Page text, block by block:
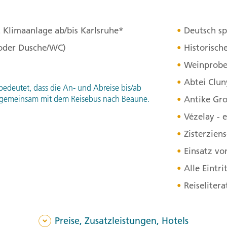
Renaissance und
Umfeld von François
Tagesverlauf ansehen
Stationen:
1. 21200 Beaune, Frankreich,
71460 Cormatin, Frankreich
3. Tag: Ein
Dijon ist historisch die
Im Musée des Beaux-
Rundgang sehen wir die
ab/bis Karlsruhe*
Dusche/WC)
dass die An- und Abreise bis/ab
mit dem Reisebus nach Beaune.
Deutsch
Abtei
Antike
Vézelay -
Einsatz
Alle
Preise, Zusatzleistungen, Hotels